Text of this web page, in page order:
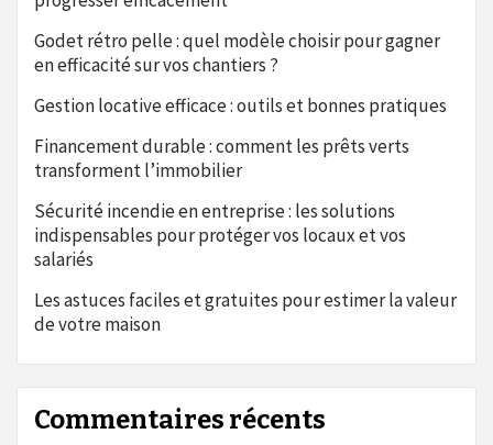
Godet rétro pelle : quel modèle choisir pour gagner
en efficacité sur vos chantiers ?
Gestion locative efficace : outils et bonnes pratiques
Financement durable : comment les prêts verts
transforment l’immobilier
Sécurité incendie en entreprise : les solutions
indispensables pour protéger vos locaux et vos
salariés
Les astuces faciles et gratuites pour estimer la valeur
de votre maison
Commentaires récents